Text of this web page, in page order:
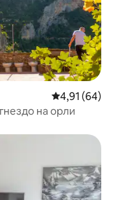
Просечна
4,91 (64)
на орли